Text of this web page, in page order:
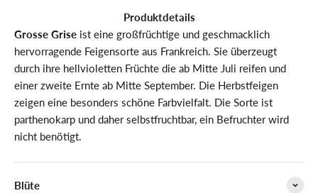
Produktdetails
Grosse Grise ist eine großfrüchtige und geschmacklich
hervorragende Feigensorte aus Frankreich. Sie überzeugt
durch ihre hellvioletten Früchte die ab Mitte Juli reifen und
einer zweite Ernte ab Mitte September. Die Herbstfeigen
zeigen eine besonders schöne Farbvielfalt. Die Sorte ist
parthenokarp und daher selbstfruchtbar, ein Befruchter wird
nicht benötigt.
Blüte